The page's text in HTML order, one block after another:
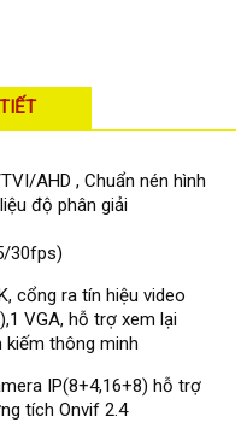
AHD , Chuẩn nén hình
độ phân giải
30fps)
cổng ra tín hiệu video
VGA, hỗ trợ xem lại
thông minh
IP(8+4,16+8) hỗ trợ
tích Onvif 2.4